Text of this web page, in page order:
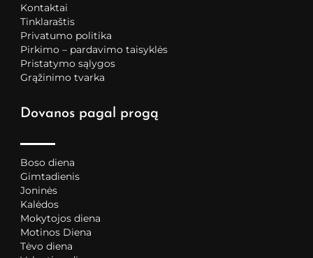
Kontaktai
Tinklaraštis
Privatumo politika
Pirkimo – pardavimo taisyklės
Pristatymo sąlygos
Grąžinimo tvarka
Dovanos pagal progą
Boso diena
Gimtadienis
Joninės
Kalėdos
Mokytojos diena
Motinos Diena
Tėvo diena